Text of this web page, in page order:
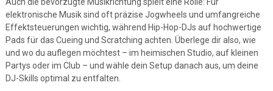
elektronische Musik sind oft präzise Jogwheels und umfangreiche
Effektsteuerungen wichtig, während Hip-Hop-DJs auf hochwertige
Pads für das Cueing und Scratching achten. Überlege dir also, wie
und wo du auflegen möchtest – im heimischen Studio, auf kleinen
Partys oder im Club – und wähle dein Setup danach aus, um deine
DJ-Skills optimal zu entfalten.